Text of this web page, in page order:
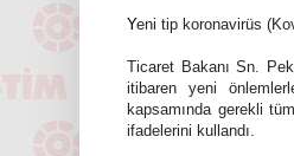
Yeni tip koronavirüs
Ticaret Bakanı Sn.
itibaren yeni
kapsamında gerekli
ifadelerini kullandı.